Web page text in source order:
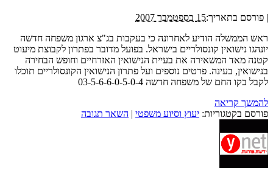
| פורסם בתאריך:15 בספטמבר 2007
ראש הממשלה הודיע לאחרונה כי בעקבות בג"צ ארגון משפחה חדשה
יונהגו נישואין קונסולריים בישראל. בפועל מדובר בפתרון לקבוצת מיעוט
קטנה מאד המשאירה את בעיית הנישואין האזרחיים וחופש הבחירה
בנישואין, בעינה. פרטים נוספים ועל פתרון הנישואין הקונסולריים תוכלו
לקבל בקו החם של משפחה חדשה 03-5-6-6-0-5-0-4
להמשך קריאה
פורסם בקטגוריות: יעוץ וסיוע משפטי | השאר תגובה